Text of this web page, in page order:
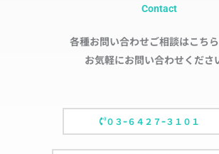
Contact
各種お問い合わせご相談はこちら
お気軽にお問い合わせくださ
０３ｰ６４２７ｰ３１０１